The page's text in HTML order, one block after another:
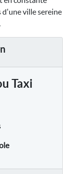
ville sereine
Taxi